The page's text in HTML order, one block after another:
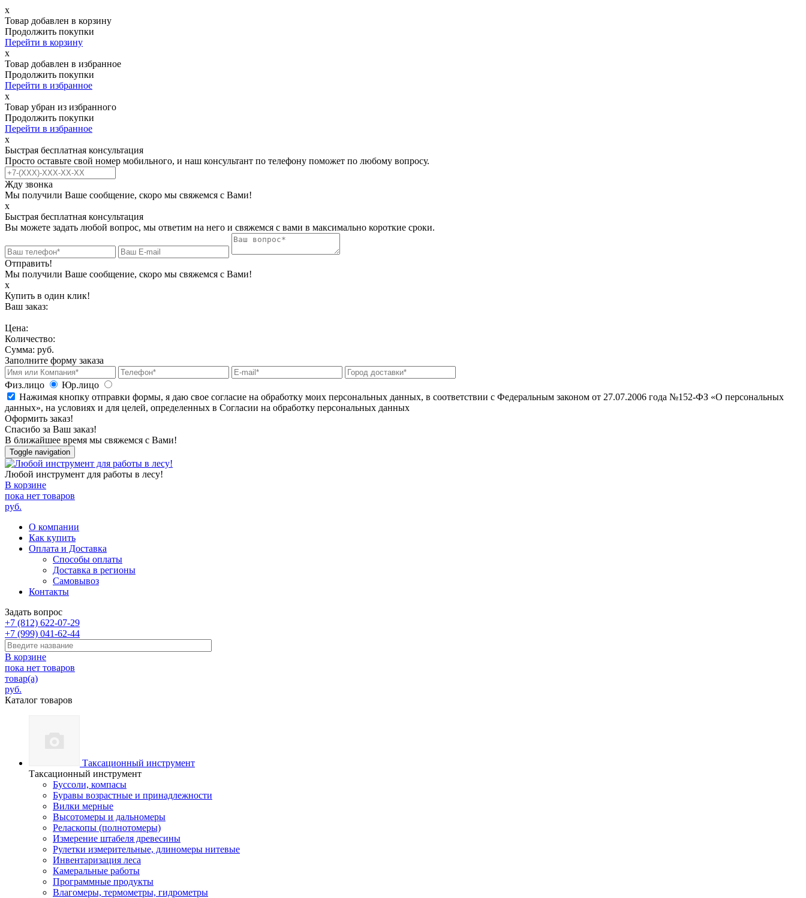
х
Товар добавлен в корзину
Продолжить покупки
Перейти в корзину
х
Товар добавлен в избранное
Продолжить покупки
Перейти в избранное
х
Товар убран из избранного
Продолжить покупки
Перейти в избранное
х
Быстрая бесплатная консультация
Просто оставьте свой номер мобильного, и наш консультант по телефону поможет по любому вопросу.
Жду звонка
Мы получили Ваше сообщение, скоро мы свяжемся с Вами!
х
Быстрая бесплатная консультация
Вы можете задать любой вопрос, мы ответим на него и свяжемся с вами в максимально короткие сроки.
Отправить!
Мы получили Ваше сообщение, скоро мы свяжемся с Вами!
х
Купить в один клик!
Ваш заказ:
Цена:
Количество:
Сумма: руб.
Заполните форму заказа
Физ.лицо
Юр.лицо
Нажимая кнопку отправки формы, я даю свое согласие на обработку моих персональных данных, в соответствии с Федеральным законом от 27.07.2006 года №152-ФЗ «О персональных
данных», на условиях и для целей, определенных в Согласии на обработку персональных данных
Оформить заказ!
Спасибо за Ваш заказ!
В ближайшее время мы свяжемся с Вами!
Toggle navigation
Любой инструмент для работы в лесу!
В корзине
пока нет товаров
руб.
О компании
Как купить
Оплата и Доставка
Способы оплаты
Доставка в регионы
Самовывоз
Контакты
Задать вопрос
+7 (812) 622-07-29
+7 (999) 041-62-44
В корзине
пока нет товаров
товар(а)
руб.
Каталог товаров
Таксационный инструмент
Таксационный инструмент
Буссоли, компасы
Буравы возрастные и принадлежности
Вилки мерные
Высотомеры и дальномеры
Реласкопы (полнотомеры)
Измерение штабеля древесины
Рулетки измерительные, длиномеры нитевые
Инвентаризация леса
Камеральные работы
Программные продукты
Влагомеры, термометры, гидрометры